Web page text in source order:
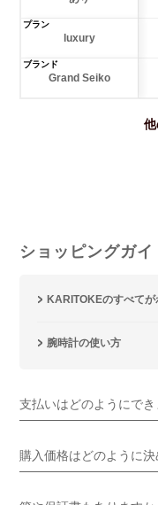
プラン
luxury
ブランド
Grand Seiko
ショッピングガ
KARITOKEのすべて
腕時計の使い方
支払いはどのようにでき
購入価格はどのように決